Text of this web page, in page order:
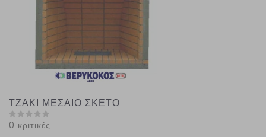
ΤΖΑΚΙ ΜΕΣΑΙΟ ΣΚΕΤΟ
0 κριτικές